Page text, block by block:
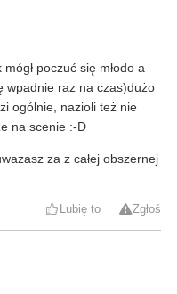
poczuć się młodo a
wpadnie raz na czas)dużo
ogólnie, nazioli też nie
na scenie :-D
za z całej obszernej
Lubię to Zgłoś